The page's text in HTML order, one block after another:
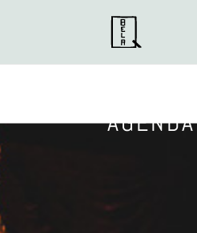
AGENDA